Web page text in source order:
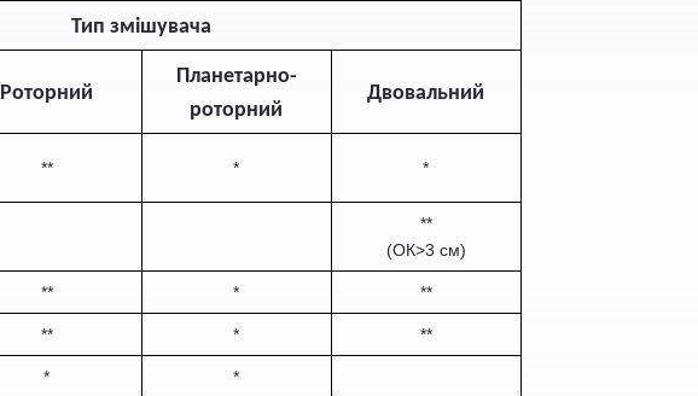
Тип змішувача
Роторний
Планетарно-
роторний
Двовальний
** * *
**
(ОК>3 см)
** * **
** * **
* *